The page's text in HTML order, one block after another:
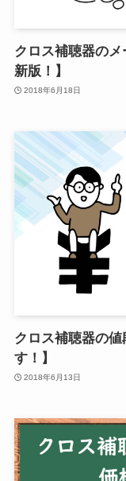
クロス補聴器の
新版！】
2018年6月18日
クロス補聴器の
す！】
2018年6月13日